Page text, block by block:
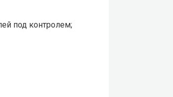
под контролем;